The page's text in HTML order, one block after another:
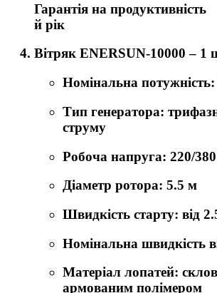
Гарантія на продуктивність
й рік
Вітряк ENERSUN-10000 – 1
Номінальна
Тип генератора:
струму
Робоча напруга: 220/
Діаметр ротора: 5.5 м
Швидкість старту: від
Номінальна швидкість
Матеріал лопатей:
армованим полімером